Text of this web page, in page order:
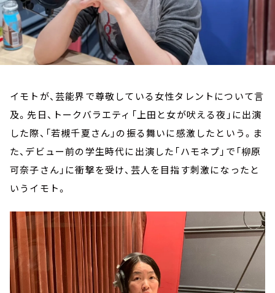
イモトが、芸能界で尊敬している女性タレントについて言
及。先日、トークバラエティ「上田と女が吠える夜」に出演
した際、「若槻千夏さん」の振る舞いに感激したという。ま
た、デビュー前の学生時代に出演した「ハモネプ」で「柳原
可奈子さん」に衝撃を受け、芸人を目指す刺激になったと
いうイモト。